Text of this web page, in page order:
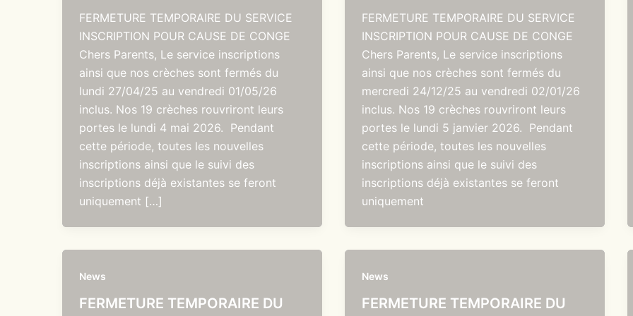
FERMETURE TEMPORAIRE DU SERVICE
INSCRIPTION POUR CAUSE DE CONGE
Chers Parents, Le service inscriptions
ainsi que nos crèches sont fermés du
lundi 27/04/25 au vendredi 01/05/26
inclus. Nos 19 crèches rouvriront leurs
portes le lundi 4 mai 2026. Pendant
cette période, toutes les nouvelles
inscriptions ainsi que le suivi des
inscriptions déjà existantes se feront
uniquement […]
FERMETURE TEMPORAIRE DU SERVICE
INSCRIPTION POUR CAUSE DE CONGE
Chers Parents, Le service inscriptions
ainsi que nos crèches sont fermés du
mercredi 24/12/25 au vendredi 02/01/26
inclus. Nos 19 crèches rouvriront leurs
portes le lundi 5 janvier 2026. Pendant
cette période, toutes les nouvelles
inscriptions ainsi que le suivi des
inscriptions déjà existantes se feront
uniquement
News
FERMETURE TEMPORAIRE DU
News
FERMETURE TEMPORAIRE DU